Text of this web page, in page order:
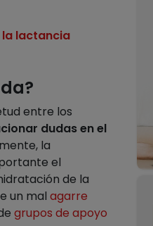
lactancia
entre los
dudas en el
la
el
de la
un mal agarre
grupos de apoyo